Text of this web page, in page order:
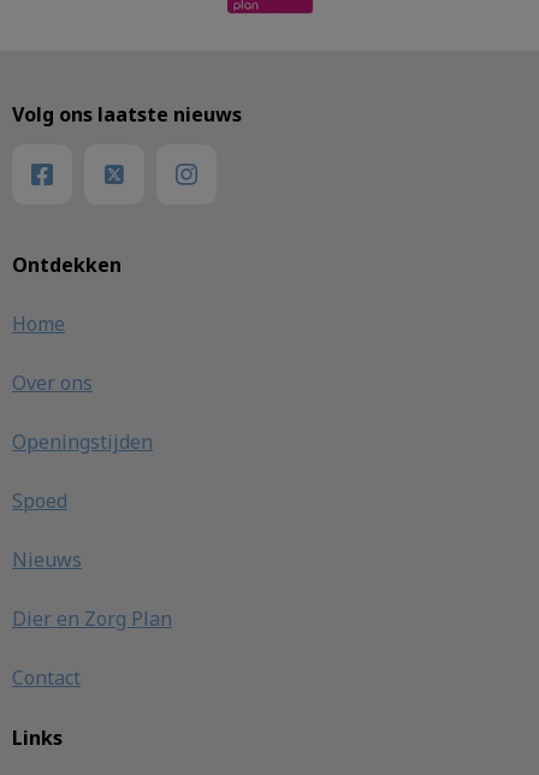
Ontdekken
Home
Over ons
Openingstijden
Spoed
Nieuws
Dier en Zorg Plan
Contact
Links
Volg ons laatste nieuws